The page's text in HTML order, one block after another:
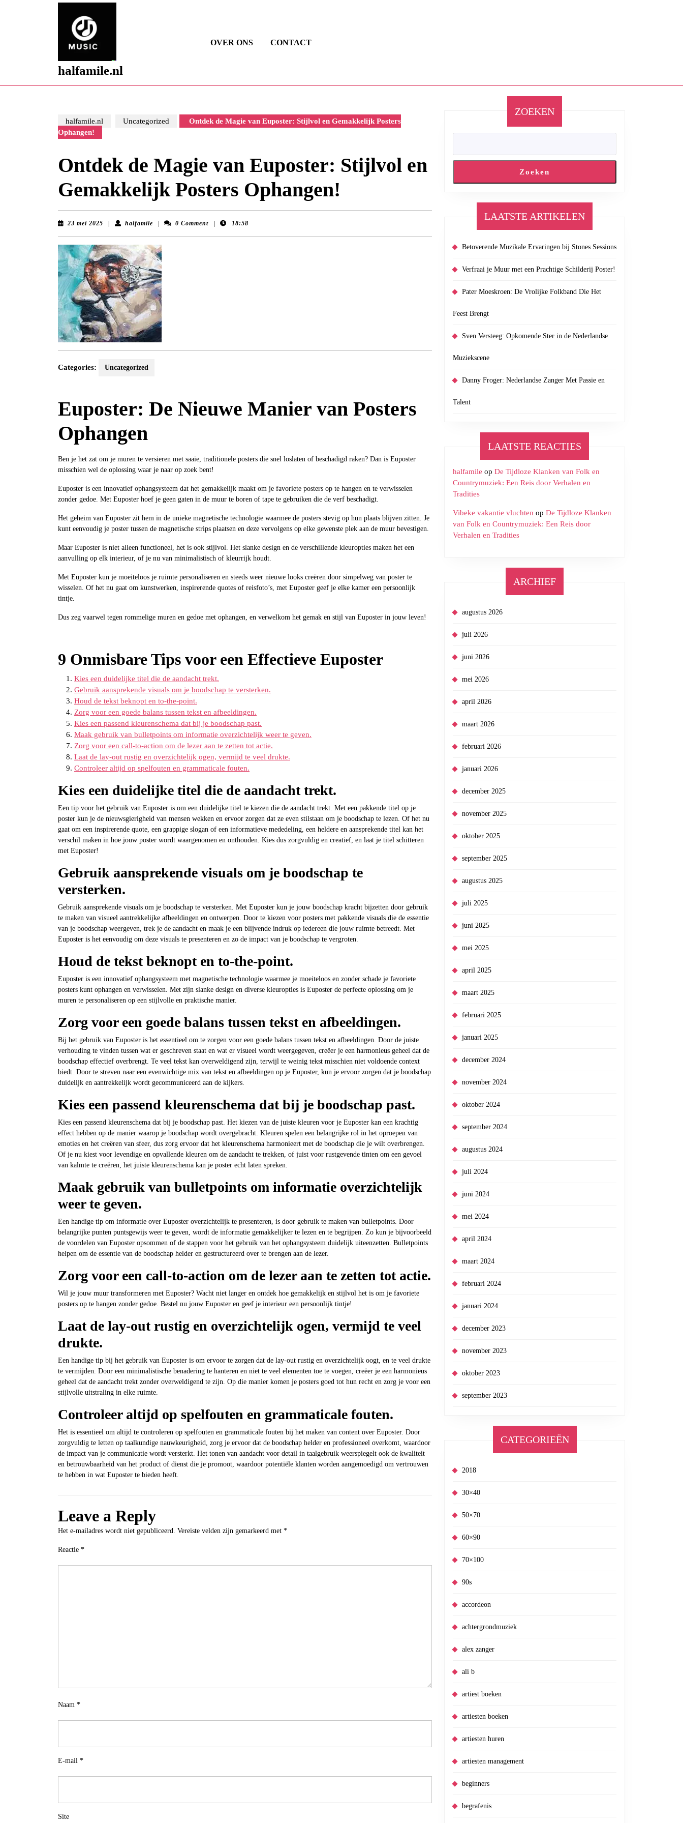
halfamile.nl
OVER ONS CONTACT
halfamile.nl Uncategorized
Ontdek de Magie van Euposter: Stijlvol en Gemakkelijk Posters
Ophangen!
Ontdek de Magie van Euposter: Stijlvol en
Gemakkelijk Posters Ophangen!
23 mei 2025 23
halfamilehalfamile0 Comment 18:58
Categories: Uncategorized
Euposter: De Nieuwe Manier van Posters
Ophangen
Ben je het zat om je muren te versieren met saaie, traditionele posters die snel loslaten of beschadigd raken? Dan is Euposter
misschien wel de oplossing waar je naar op zoek bent!
Euposter is een innovatief ophangsysteem dat het gemakkelijk maakt om je favoriete posters op te hangen en te verwisselen
zonder gedoe. Met Euposter hoef je geen gaten in de muur te boren of tape te gebruiken die de verf beschadigt.
Het geheim van Euposter zit hem in de unieke magnetische technologie waarmee de posters stevig op hun plaats blijven zitten. Je
kunt eenvoudig je poster tussen de magnetische strips plaatsen en deze vervolgens op elke gewenste plek aan de muur bevestigen.
Maar Euposter is niet alleen functioneel, het is ook stijlvol. Het slanke design en de verschillende kleuropties maken het een
aanvulling op elk interieur, of je nu van minimalistisch of kleurrijk houdt.
Met Euposter kun je moeiteloos je ruimte personaliseren en steeds weer nieuwe looks creëren door simpelweg van poster te
wisselen. Of het nu gaat om kunstwerken, inspirerende quotes of reisfoto’s, met Euposter geef je elke kamer een persoonlijk
tintje.
Dus zeg vaarwel tegen rommelige muren en gedoe met ophangen, en verwelkom het gemak en stijl van Euposter in jouw leven!
9 Onmisbare Tips voor een Effectieve Euposter
Kies een duidelijke titel die de aandacht trekt.
Gebruik aansprekende visuals om je boodschap te versterken.
Houd de tekst beknopt en to-the-point.
Zorg voor een goede balans tussen tekst en afbeeldingen.
Kies een passend kleurenschema dat bij je boodschap past.
Maak gebruik van bulletpoints om informatie overzichtelijk weer te geven.
Zorg voor een call-to-action om de lezer aan te zetten tot actie.
Laat de lay-out rustig en overzichtelijk ogen, vermijd te veel drukte.
Controleer altijd op spelfouten en grammaticale fouten.
Kies een duidelijke titel die de aandacht trekt.
Een tip voor het gebruik van Euposter is om een duidelijke titel te kiezen die de aandacht trekt. Met een pakkende titel op je
poster kun je de nieuwsgierigheid van mensen wekken en ervoor zorgen dat ze even stilstaan om je boodschap te lezen. Of het nu
gaat om een inspirerende quote, een grappige slogan of een informatieve mededeling, een heldere en aansprekende titel kan het
verschil maken in hoe jouw poster wordt waargenomen en onthouden. Kies dus zorgvuldig en creatief, en laat je titel schitteren
met Euposter!
Gebruik aansprekende visuals om je boodschap te
versterken.
Gebruik aansprekende visuals om je boodschap te versterken. Met Euposter kun je jouw boodschap kracht bijzetten door gebruik
te maken van visueel aantrekkelijke afbeeldingen en ontwerpen. Door te kiezen voor posters met pakkende visuals die de essentie
van je boodschap weergeven, trek je de aandacht en maak je een blijvende indruk op iedereen die jouw ruimte betreedt. Met
Euposter is het eenvoudig om deze visuals te presenteren en zo de impact van je boodschap te vergroten.
Houd de tekst beknopt en to-the-point.
Euposter is een innovatief ophangsysteem met magnetische technologie waarmee je moeiteloos en zonder schade je favoriete
posters kunt ophangen en verwisselen. Met zijn slanke design en diverse kleuropties is Euposter de perfecte oplossing om je
muren te personaliseren op een stijlvolle en praktische manier.
Zorg voor een goede balans tussen tekst en afbeeldingen.
Bij het gebruik van Euposter is het essentieel om te zorgen voor een goede balans tussen tekst en afbeeldingen. Door de juiste
verhouding te vinden tussen wat er geschreven staat en wat er visueel wordt weergegeven, creëer je een harmonieus geheel dat de
boodschap effectief overbrengt. Te veel tekst kan overweldigend zijn, terwijl te weinig tekst misschien niet voldoende context
biedt. Door te streven naar een evenwichtige mix van tekst en afbeeldingen op je Euposter, kun je ervoor zorgen dat je boodschap
duidelijk en aantrekkelijk wordt gecommuniceerd aan de kijkers.
Kies een passend kleurenschema dat bij je boodschap past.
Kies een passend kleurenschema dat bij je boodschap past. Het kiezen van de juiste kleuren voor je Euposter kan een krachtig
effect hebben op de manier waarop je boodschap wordt overgebracht. Kleuren spelen een belangrijke rol in het oproepen van
emoties en het creëren van sfeer, dus zorg ervoor dat het kleurenschema harmonieert met de boodschap die je wilt overbrengen.
Of je nu kiest voor levendige en opvallende kleuren om de aandacht te trekken, of juist voor rustgevende tinten om een gevoel
van kalmte te creëren, het juiste kleurenschema kan je poster echt laten spreken.
Maak gebruik van bulletpoints om informatie overzichtelijk
weer te geven.
Een handige tip om informatie over Euposter overzichtelijk te presenteren, is door gebruik te maken van bulletpoints. Door
belangrijke punten puntsgewijs weer te geven, wordt de informatie gemakkelijker te lezen en te begrijpen. Zo kun je bijvoorbeeld
de voordelen van Euposter opsommen of de stappen voor het gebruik van het ophangsysteem duidelijk uiteenzetten. Bulletpoints
helpen om de essentie van de boodschap helder en gestructureerd over te brengen aan de lezer.
Zorg voor een call-to-action om de lezer aan te zetten tot actie.
Wil je jouw muur transformeren met Euposter? Wacht niet langer en ontdek hoe gemakkelijk en stijlvol het is om je favoriete
posters op te hangen zonder gedoe. Bestel nu jouw Euposter en geef je interieur een persoonlijk tintje!
Laat de lay-out rustig en overzichtelijk ogen, vermijd te veel
drukte.
Een handige tip bij het gebruik van Euposter is om ervoor te zorgen dat de lay-out rustig en overzichtelijk oogt, en te veel drukte
te vermijden. Door een minimalistische benadering te hanteren en niet te veel elementen toe te voegen, creëer je een harmonieus
geheel dat de aandacht trekt zonder overweldigend te zijn. Op die manier komen je posters goed tot hun recht en zorg je voor een
stijlvolle uitstraling in elke ruimte.
Controleer altijd op spelfouten en grammaticale fouten.
Het is essentieel om altijd te controleren op spelfouten en grammaticale fouten bij het maken van content over Euposter. Door
zorgvuldig te letten op taalkundige nauwkeurigheid, zorg je ervoor dat de boodschap helder en professioneel overkomt, waardoor
de impact van je communicatie wordt versterkt. Het tonen van aandacht voor detail in taalgebruik weerspiegelt ook de kwaliteit
en betrouwbaarheid van het product of dienst die je promoot, waardoor potentiële klanten worden aangemoedigd om vertrouwen
te hebben in wat Euposter te bieden heeft.
Leave a Reply
Het e-mailadres wordt niet gepubliceerd. Vereiste velden zijn gemarkeerd met *
Reactie *
Naam *
E-mail *
Site
ZOEKEN
Zoeken
LAATSTE ARTIKELEN
Betoverende Muzikale Ervaringen bij Stones Sessions
Verfraai je Muur met een Prachtige Schilderij Poster!
Pater Moeskroen: De Vrolijke Folkband Die Het
Feest Brengt
Sven Versteeg: Opkomende Ster in de Nederlandse
Muziekscene
Danny Froger: Nederlandse Zanger Met Passie en
Talent
LAATSTE REACTIES
halfamile op De Tijdloze Klanken van Folk en
Countrymuziek: Een Reis door Verhalen en
Tradities
Vibeke vakantie vluchten op De Tijdloze Klanken
van Folk en Countrymuziek: Een Reis door
Verhalen en Tradities
ARCHIEF
augustus 2026
juli 2026
juni 2026
mei 2026
april 2026
maart 2026
februari 2026
januari 2026
december 2025
november 2025
oktober 2025
september 2025
augustus 2025
juli 2025
juni 2025
mei 2025
april 2025
maart 2025
februari 2025
januari 2025
december 2024
november 2024
oktober 2024
september 2024
augustus 2024
juli 2024
juni 2024
mei 2024
april 2024
maart 2024
februari 2024
januari 2024
december 2023
november 2023
oktober 2023
september 2023
CATEGORIEËN
2018
30×40
50×70
60×90
70×100
90s
accordeon
achtergrondmuziek
alex zanger
ali b
artiest boeken
artiesten boeken
artiesten huren
artiesten management
beginners
begrafenis